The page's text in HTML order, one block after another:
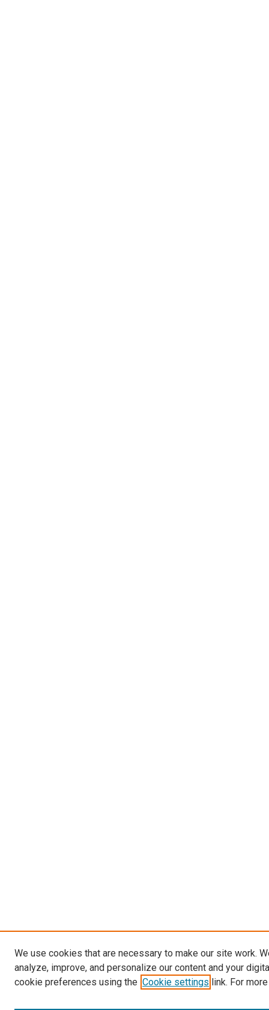
We use cookies that are necessary to make our site work.
analyze, improve, and personalize our content and your
cookie preferences using the Cookie settings link. For